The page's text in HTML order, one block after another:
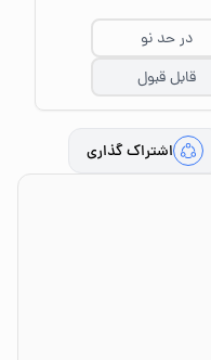
در حد نو
قابل قبول
اشتراک گذاری